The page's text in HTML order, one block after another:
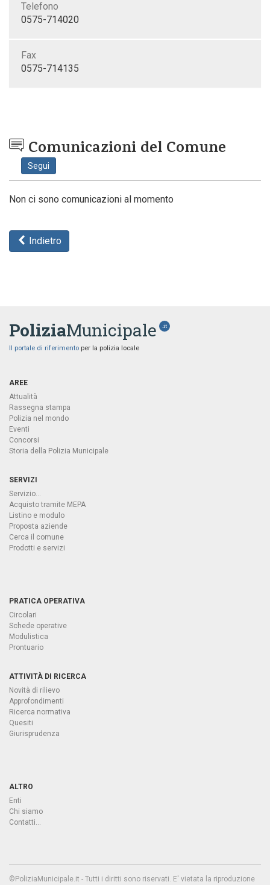
Telefono
0575-714020
Fax
0575-714135
Comunicazioni del Comune
Segui
Non ci sono comunicazioni al momento
Indietro
PoliziaMunicipale .it
Il portale di riferimento per la polizia locale
AREE
Attualità
Rassegna stampa
Polizia nel mondo
Eventi
Concorsi
Storia della Polizia Municipale
SERVIZI
Servizio...
Acquisto tramite MEPA
Listino e modulo
Proposta aziende
Cerca il comune
Prodotti e servizi
PRATICA OPERATIVA
Circolari
Schede operative
Modulistica
Prontuario
ATTIVITÀ DI RICERCA
Novità di rilievo
Approfondimenti
Ricerca normativa
Quesiti
Giurisprudenza
ALTRO
Enti
Chi siamo
Contatti...
©PoliziaMunicipale.it - Tutti i diritti sono riservati. E' vietata la riproduzione